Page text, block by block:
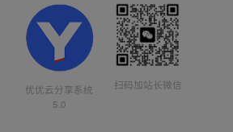
优优云分享系统
5.0
扫码加站长微信